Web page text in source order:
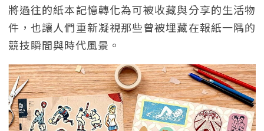
將過往的紙本記憶轉化為可被收藏與分享的生活物
件，也讓人們重新凝視那些曾被埋藏在報紙一隅的
競技瞬間與時代風景。